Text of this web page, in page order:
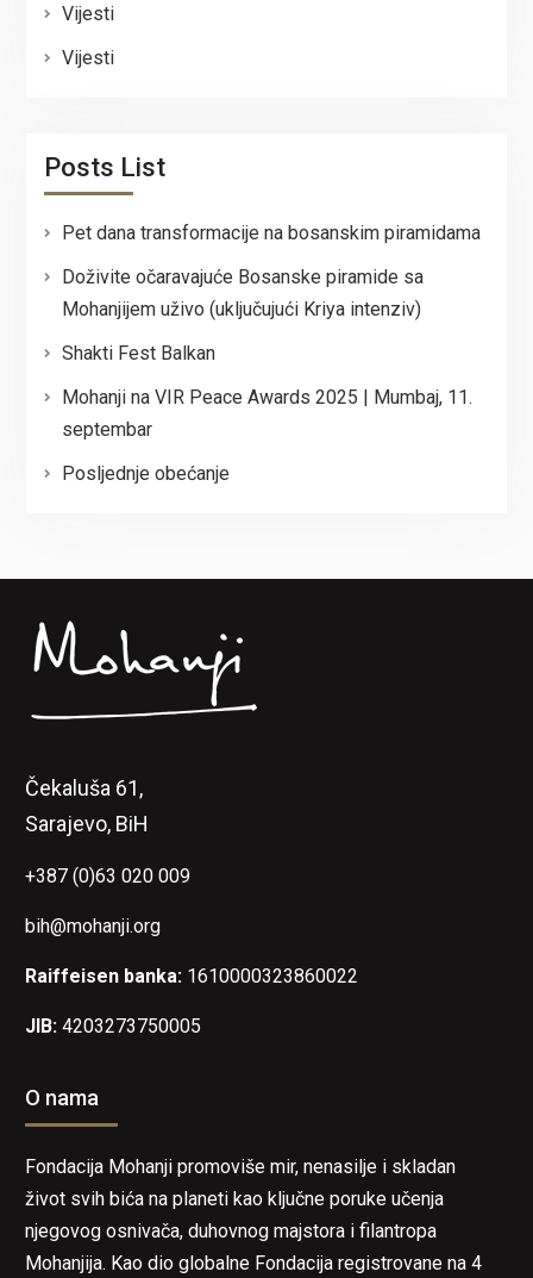
Vijesti
Vijesti
Posts List
Pet dana transformacije na bosanskim piramidama
Doživite očaravajuće Bosanske piramide sa
Mohanjijem uživo (uključujući Kriya intenziv)
Shakti Fest Balkan
Mohanji na VIR Peace Awards 2025 | Mumbaj, 11.
septembar
Posljednje obećanje
Čekaluša 61,
Sarajevo, BiH
+387 (0)63 020 009
bih@mohanji.org
Raiffeisen banka: 1610000323860022
JIB: 4203273750005
O nama
Fondacija Mohanji promoviše mir, nenasilje i skladan
život svih bića na planeti kao ključne poruke učenja
njegovog osnivača, duhovnog majstora i filantropa
Mohanjija. Kao dio globalne Fondacija registrovane na 4